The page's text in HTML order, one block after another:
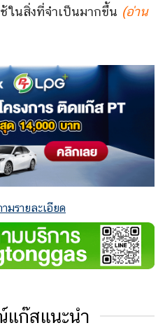
ในสิ่งที่จำเป็นมากขึ้น (อ่าน
มรายละเอียด
ก๊สแนะนำ